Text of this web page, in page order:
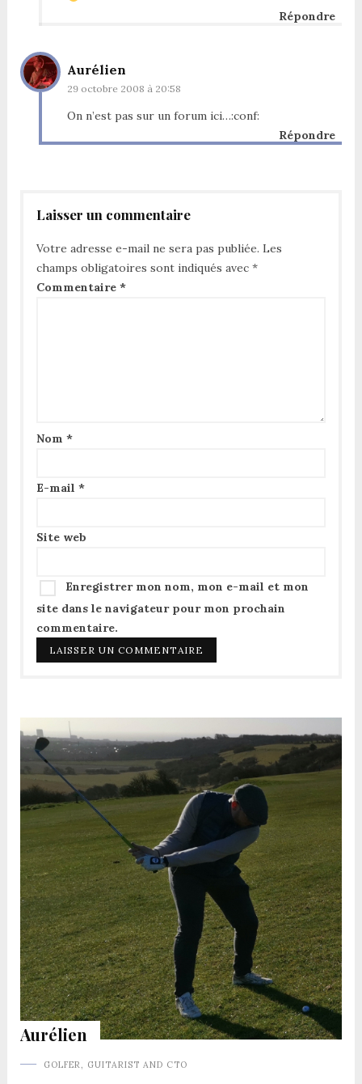
Répondre
Aurélien
29 octobre 2008 à 20:58
On n’est pas sur un forum ici…:conf:
Répondre
Laisser un commentaire
Votre adresse e-mail ne sera pas publiée. Les
champs obligatoires sont indiqués avec *
Commentaire *
Nom *
E-mail *
Site web
Enregistrer mon nom, mon e-mail et mon
site dans le navigateur pour mon prochain
commentaire.
Aurélien
GOLFER, GUITARIST AND CTO